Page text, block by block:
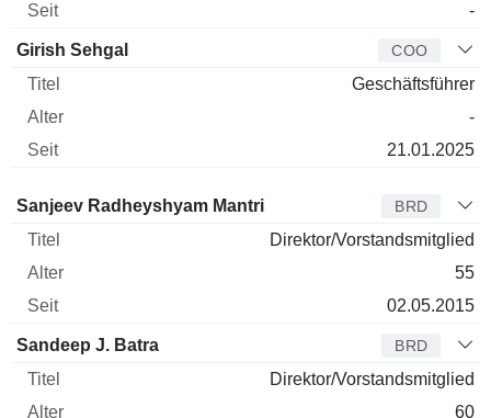
-
Girish Sehgal COO
Geschäftsführer
-
21.01.2025
Verwaltungsratsmitglied Titel Alter
Sanjeev Radheyshyam Mantri BRD
Direktor/Vorstandsmitglied
55
02.05.2015
Sandeep J. Batra BRD
Direktor/Vorstandsmitglied
60